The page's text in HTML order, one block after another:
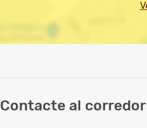
Contacte al corredor